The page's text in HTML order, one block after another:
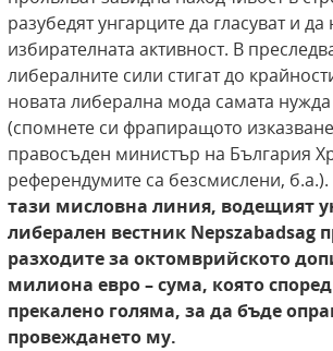
разубедят унгарците да гласуват и
избирателната активност. В
либералните сили стигат до
новата либерална мода самата
(спомнете си фрапиращото
правосъден министър на България
референдумите са безсмислени, б.а.).
тази мисловна линия, водещият
либерален вестник Nepszabadsag
разходите за октомврийското
милиона евро – сума, която
прекалено голяма, за да бъде
провеждането му.